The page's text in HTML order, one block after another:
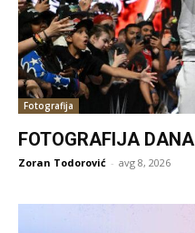
Fotografija
FOTOGRAFIJA DANA
Zoran Todorović - avg 8, 2026